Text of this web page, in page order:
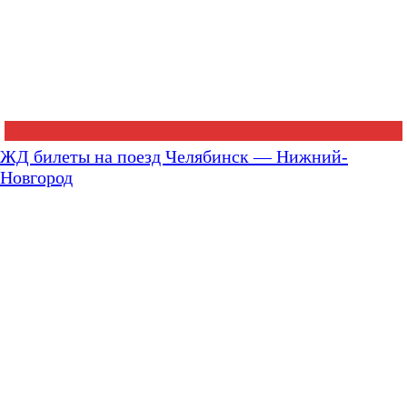
ЖД билеты на поезд Челябинск — Нижний-
Новгород